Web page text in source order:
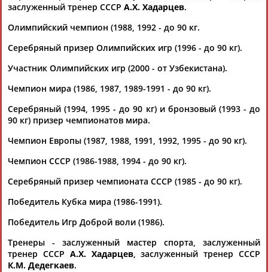
АББАТЕ-
БУЛАТОВА
АББЯСОВА
АБДИКАРИМОВА АБДРАХМАНОВ
Каримжан
Аделя
Андрей
заслуженный тренер СССР А.Х. Хадарцев.
Олимпийский чемпион (1988, 1992 - до 90 кг.
Серебряный призер Олимпийских игр (1996 - до 90 кг).
Участник Олимпийских игр (2000 - от Узбекистана).
Чемпион мира (1986, 1987, 1989-1991 - до 90 кг).
Серебряный (1994, 1995 - до 90 кг) и бронзовый (1993 - до
90 кг) призер чемпионатов мира.
Чемпион Европы (1987, 1988, 1991, 1992, 1995 - до 90 кг).
Чемпион СССР (1986-1988, 1994 - до 90 кг).
Серебряный призер чемпионата СССР (1985 - до 90 кг).
Победитель Кубка мира (1986-1991).
Победитель Игр Доброй воли (1986).
Тренеры - заслуженный мастер спорта, заслуженный
тренер СССР А.Х. Хадарцев, заслуженный тренер СССР
К.М. Дедегкаев.